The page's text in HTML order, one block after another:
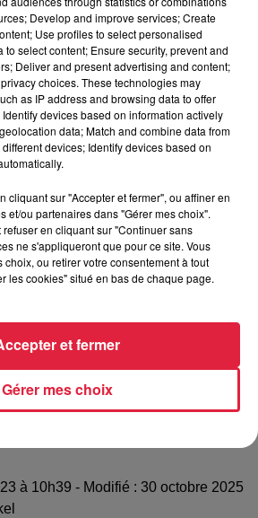
Laurent Baffie) :
et dimanche 15 janvier à 15hau
Colmar
et vendredi 20 janvier à 20hà
Grégoire de Munster
et dimanche 29 janvier à 15h à
Turckheim
l'apéro bien-être
fabrique à bretzels
piloté un avion
course d'orientation à Neubois
à 10h39 - Modifié : 30 octobre 2025
Develop and improve services; Create
Use profiles to select personalised
to select content; Ensure security, prevent and
Deliver and present advertising and content;
choices. These technologies may
as IP address and browsing data to offer
devices based on information actively
data; Match and combine data from
devices; Identify devices based on
cliquant sur "Accepter et fermer", ou affiner en
et/ou partenaires dans "Gérer mes choix".
en cliquant sur "Continuer sans
ne s'appliqueront que pour ce site. Vous
choix, ou retirer votre consentement à tout
les cookies" situé en bas de chaque page.
Gérer mes choix
et fermer